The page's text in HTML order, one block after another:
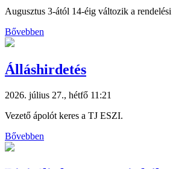
Augusztus 3-ától 14-éig változik a
Bővebben
Álláshirdetés
2026. július 27., hétfő 11:21
Vezető ápolót keres a TJ ESZI.
Bővebben